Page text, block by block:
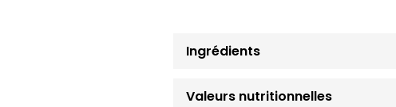
Ingrédients
Valeurs nutritionnelles